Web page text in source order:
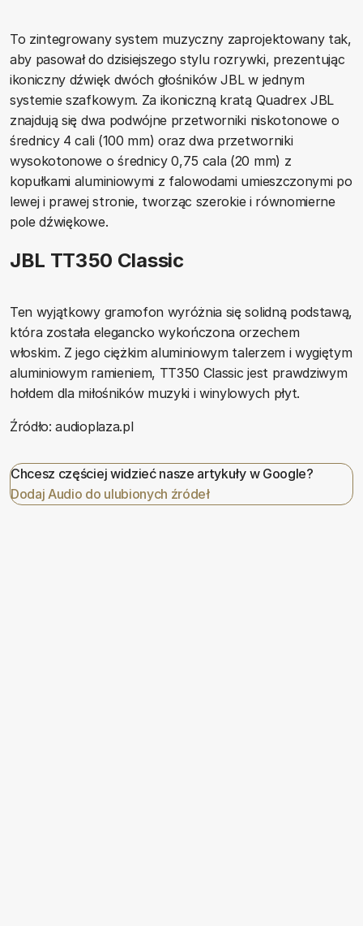
To zintegrowany system muzyczny zaprojektowany tak,
aby pasował do dzisiejszego stylu rozrywki, prezentując
ikoniczny dźwięk dwóch głośników JBL w jednym
systemie szafkowym. Za ikoniczną kratą Quadrex JBL
znajdują się dwa podwójne przetworniki niskotonowe o
średnicy 4 cali (100 mm) oraz dwa przetworniki
wysokotonowe o średnicy 0,75 cala (20 mm) z
kopułkami aluminiowymi z falowodami umieszczonymi po
lewej i prawej stronie, tworząc szerokie i równomierne
pole dźwiękowe.
JBL TT350 Classic
Ten wyjątkowy gramofon wyróżnia się solidną podstawą,
która została elegancko wykończona orzechem
włoskim. Z jego ciężkim aluminiowym talerzem i wygiętym
aluminiowym ramieniem, TT350 Classic jest prawdziwym
hołdem dla miłośników muzyki i winylowych płyt.
Źródło: audioplaza.pl
Chcesz częściej widzieć nasze artykuły w Google?
Dodaj Audio do ulubionych źródeł